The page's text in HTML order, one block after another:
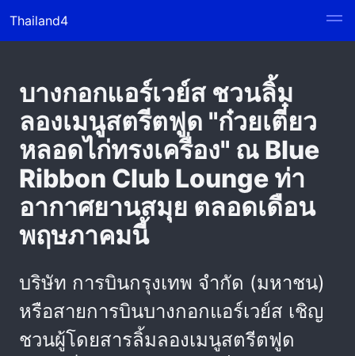
Thailand4
บางกอกแอร์เวย์ส ชวนลิ้ม
ลองเมนูสตรีตฟูด "ก๋วยเตี๋ยว
หลอดไก่ทรงเครื่อง" ณ Blue
Ribbon Club Lounge ท่า
อากาศยานสมุย ตลอดเดือน
พฤษภาคมนี้
บริษัท การบินกรุงเทพ จำกัด (มหาชน)
หรือสายการบินบางกอกแอร์เวย์ส เชิญ
ชวนผู้โดยสารลิ้มลองเมนูสตรีตฟูด